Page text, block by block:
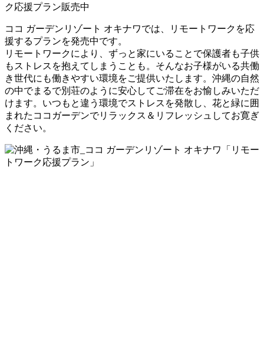
ココ ガーデンリゾート オキナワでは、リモートワークを応
援するプランを発売中です。
リモートワークにより、ずっと家にいることで保護者も子供
もストレスを抱えてしまうことも。そんなお子様がいる共働
き世代にも働きやすい環境をご提供いたします。沖縄の自然
の中でまるで別荘のように安心してご滞在をお愉しみいただ
けます。いつもと違う環境でストレスを発散し、花と緑に囲
まれたココガーデンでリラックス＆リフレッシュしてお寛ぎ
ください。